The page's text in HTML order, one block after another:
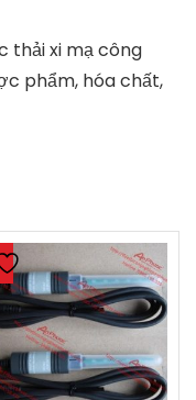
thải xi mạ công
phẩm, hóa chất,